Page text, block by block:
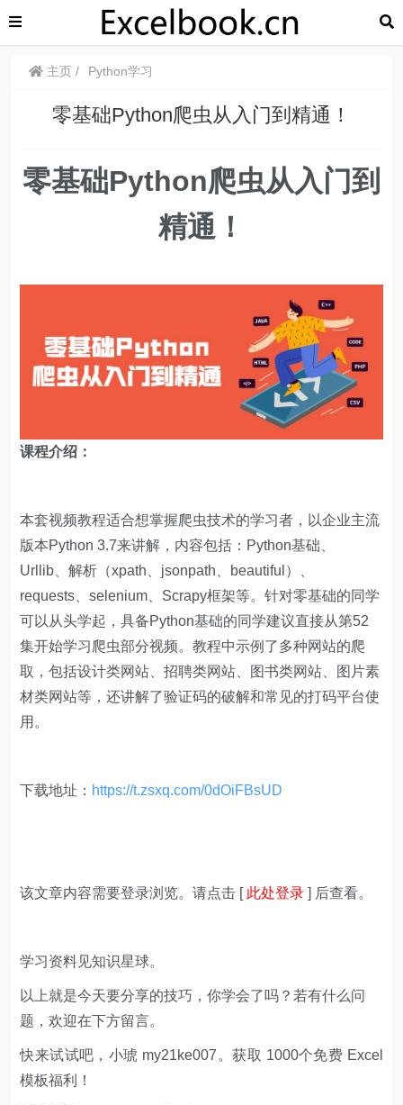
主页 Python学习
零基础Python爬虫从入门到精通！
零基础Python爬虫从入门到
精通！
课程介绍：
本套视频教程适合想掌握爬虫技术的学习者，以企业主流
版本Python 3.7来讲解，内容包括：Python基础、
Urllib、解析（xpath、jsonpath、beautiful）、
requests、selenium、Scrapy框架等。针对零基础的同学
可以从头学起，具备Python基础的同学建议直接从第52
集开始学习爬虫部分视频。教程中示例了多种网站的爬
取，包括设计类网站、招聘类网站、图书类网站、图片素
材类网站等，还讲解了验证码的破解和常见的打码平台使
用。
下载地址： https://t.zsxq.com/0dOiFBsUD
该文章内容需要登录浏览。请点击 [ 此处登录 ] 后查看。
学习资料见知识星球。
以上就是今天要分享的技巧，你学会了吗？若有什么问
题，欢迎在下方留言。
快来试试吧，小琥 my21ke007。获取 1000个免费 Excel
模板福利​​​​！